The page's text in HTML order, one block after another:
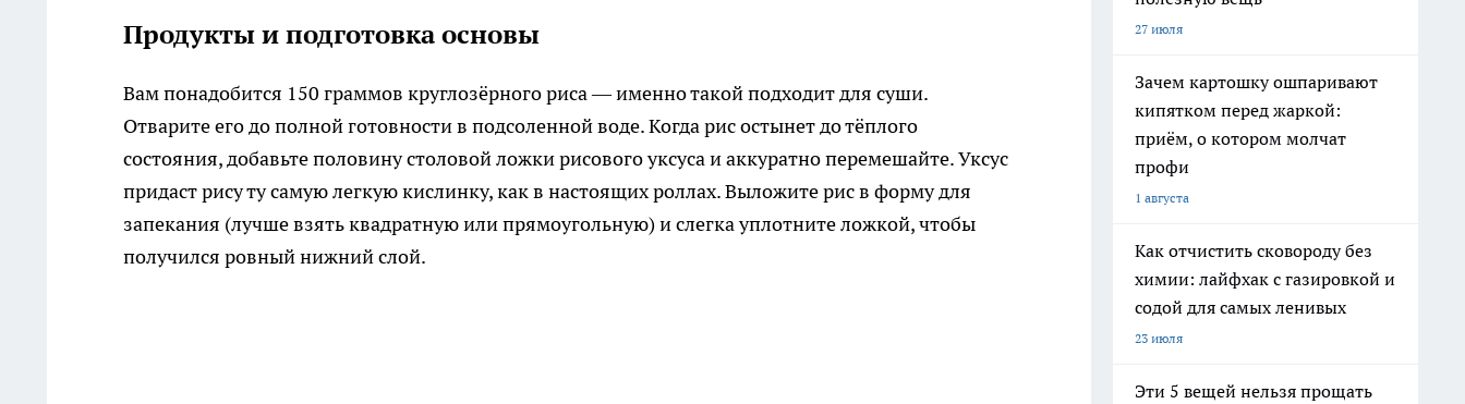
Продукты и подготовка основы
Вам понадобится 150 граммов круглозёрного риса — именно такой подходит для суши.
Отварите его до полной готовности в подсоленной воде. Когда рис остынет до тёплого
состояния, добавьте половину столовой ложки рисового уксуса и аккуратно перемешайте. Уксус
придаст рису ту самую легкую кислинку, как в настоящих роллах. Выложите рис в форму для
запекания (лучше взять квадратную или прямоугольную) и слегка уплотните ложкой, чтобы
получился ровный нижний слой.
27 июля
Зачем картошку ошпаривают
кипятком перед жаркой:
приём, о котором молчат
профи
1 августа
Как отчистить сковороду без
химии: лайфхак с газировкой и
содой для самых ленивых
23 июля
Эти 5 вещей нельзя прощать